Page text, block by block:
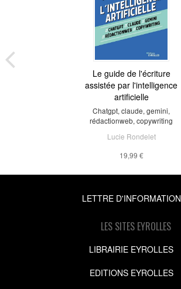
Le guide de l'écriture
assistée par l'intelligence
artificielle
Chatgpt, claude, gemini,
rédactionweb, copywriting
Lucie Rondelet
19,99 €
LETTRE D'INFORMATION
LES SITES EYROLLES
LIBRAIRIE EYROLLES
EDITIONS EYROLLES